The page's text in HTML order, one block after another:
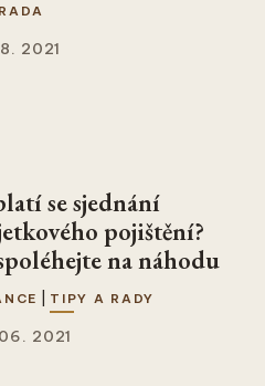
2021
se sjednání
pojištění?
na náhodu
TIPY A RADY
2021